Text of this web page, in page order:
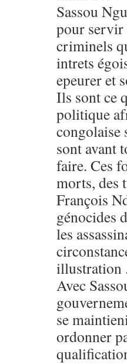
Sassou
pour servir
criminels
intrets
epeurer et
Ils sont ce
politique
congolaise
sont avant
faire. Ces
morts, des
François
génocides
les
illustration
Avec
se
ordonner